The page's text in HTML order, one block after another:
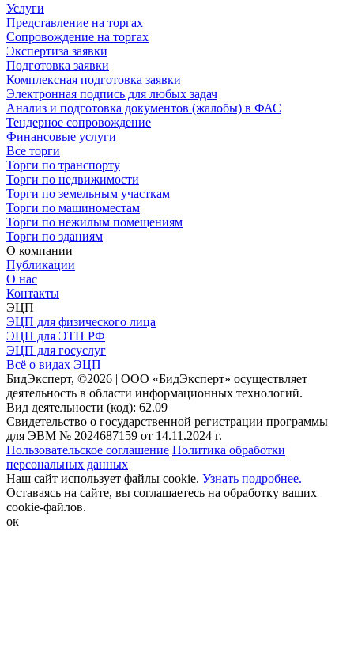
Услуги
Представление на торгах
Сопровождение на торгах
Экспертиза заявки
Подготовка заявки
Комплексная подготовка заявки
Электронная подпись для любых задач
Анализ и подготовка документов (жалобы) в ФАС
Тендерное сопровождение
Финансовые услуги
Все торги
Торги по транспорту
Торги по недвижимости
Торги по земельным участкам
Торги по машиноместам
Торги по нежилым помещениям
Торги по зданиям
О компании
Публикации
О нас
Контакты
ЭЦП
ЭЦП для физического лица
ЭЦП для ЭТП РФ
ЭЦП для госуслуг
Всё о видах ЭЦП
БидЭксперт, ©2026 | ООО «БидЭксперт» осуществляет
деятельность в области информационных технологий.
Вид деятельности (код): 62.09
Свидетельство о государственной регистрации программы
для ЭВМ № 2024687159 от 14.11.2024 г.
Пользовательское соглашение Политика обработки
персональных данных
Наш сайт использует файлы cookie. Узнать подробнее.
Оставаясь на сайте, вы соглашаетесь на обработку ваших
cookie-файлов.
ок